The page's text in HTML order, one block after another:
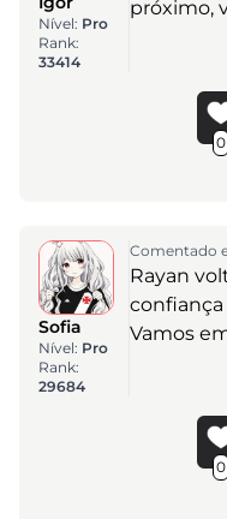
Nível: Pro
Rank:
33414
próximo,
0
Sofia
Nível: Pro
Rank:
29684
Comentado
Rayan
confiança
Vamos
0